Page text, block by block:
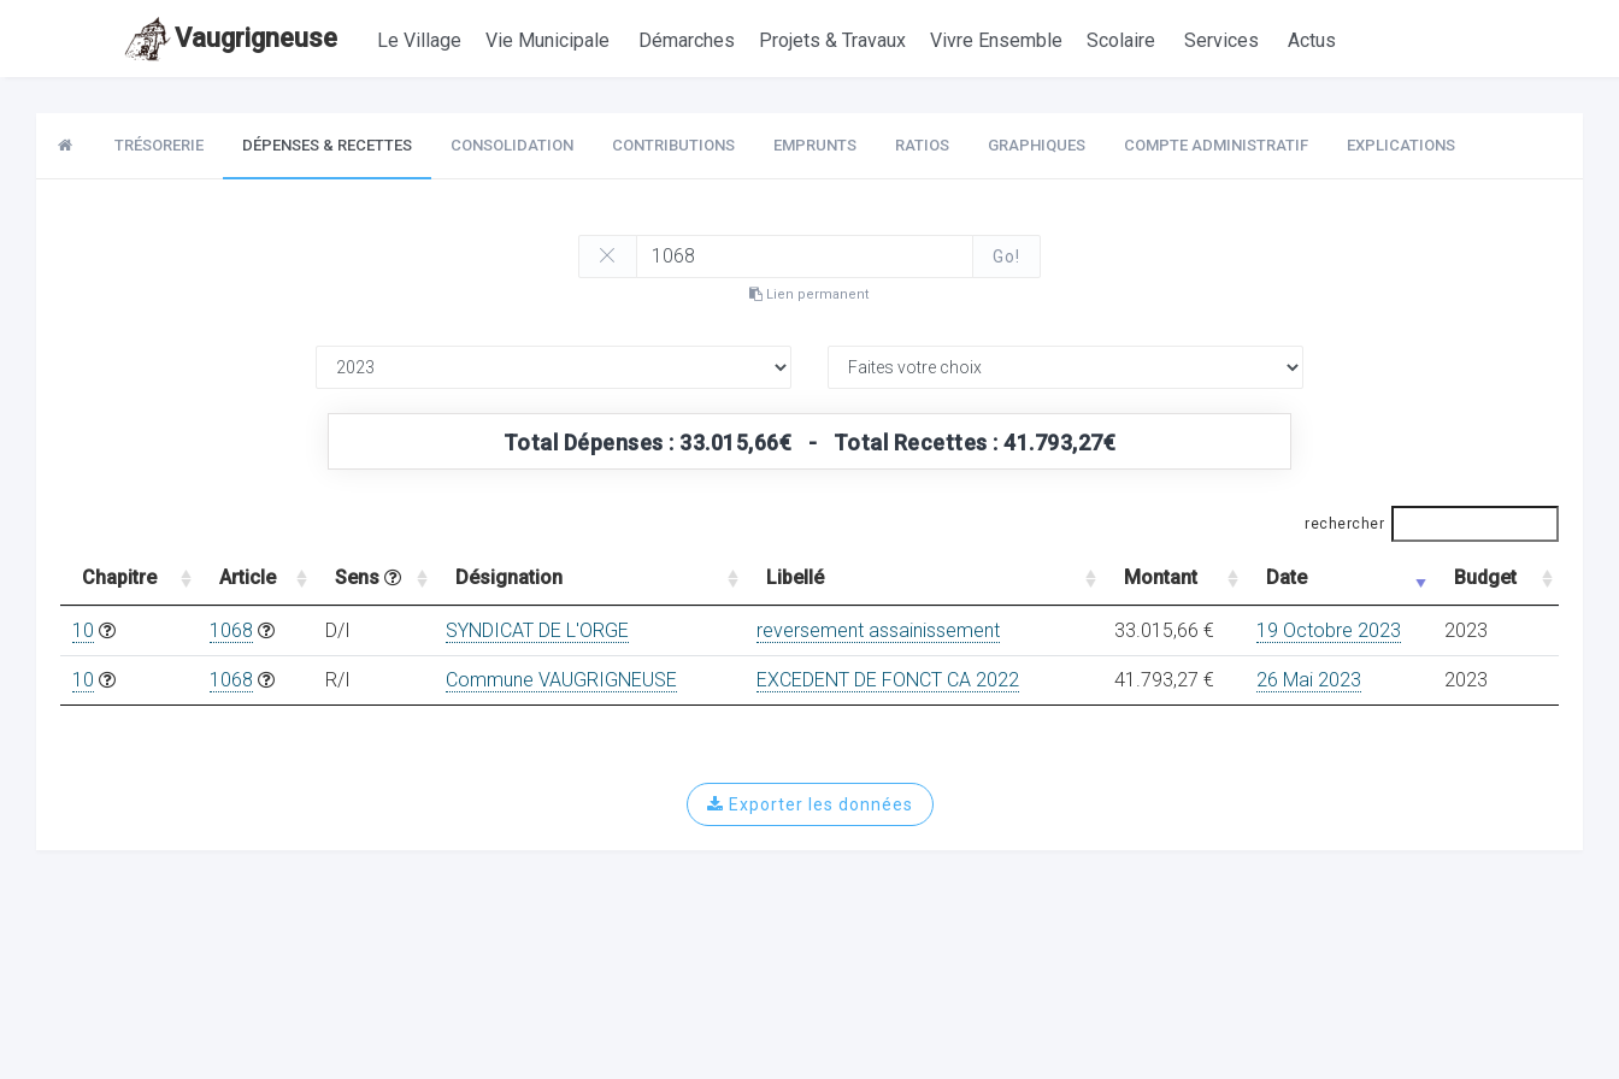
Vaugrigneuse Le Village Vie Municipale Démarches Projets & Travaux Vivre Ensemble Scolaire Services Actus
TRÉSORERIE DÉPENSES & RECETTES CONSOLIDATION CONTRIBUTIONS EMPRUNTS RATIOS GRAPHIQUES COMPTE ADMINISTRATIF EXPLICATIONS
Go!
Lien permanent
Total Dépenses : 33.015,66€ - Total Recettes : 41.793,27€
rechercher
Chapitre Article Sens Désignation Libellé Montant Date Budget
10 1068 D/I SYNDICAT DE L'ORGE reversement assainissement 33.015,66 € 19 Octobre 2023 2023
10 1068 R/I Commune VAUGRIGNEUSE EXCEDENT DE FONCT CA 2022 41.793,27 € 26 Mai 2023 2023
Exporter les données